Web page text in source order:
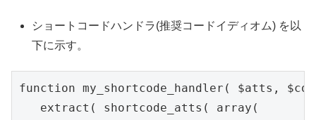
ショートコードハンドラ(推奨コードイディオム) を以
下に示す。
function my_shortcode_handler( $atts,
   extract( shortcode_atts( array(